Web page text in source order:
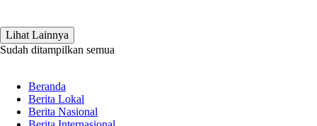
Lihat Lainnya
Sudah ditampilkan semua
Beranda
Berita Lokal
Berita Nasional